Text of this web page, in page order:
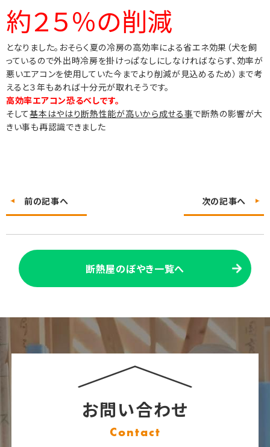
約２５％の削減
となりました。おそらく夏の冷房の高効率による省エネ効果（犬を飼
っているので外出時冷房を掛けっぱなしにしなければならず、効率が
悪いエアコンを使用していた今までより削減が見込めるため）まで考
えると３年もあれば十分元が取れそうです。
高効率エアコン恐るべしです。
そして基本はやはり断熱性能が高いから成せる事で断熱の影響が大
きい事も再認識できました
前の記事へ 次の記事へ
断熱屋のぼやき一覧へ
お問い合わせ
Contact